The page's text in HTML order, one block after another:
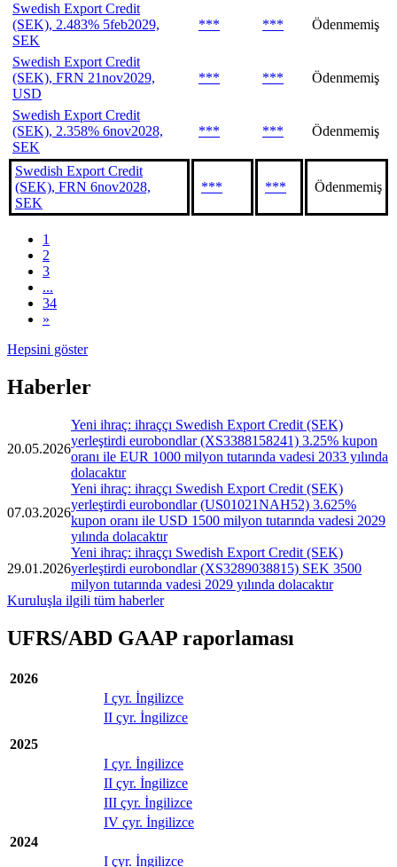
Swedish Export Credit
(SEK), 2.483% 5feb2029,
SEK
*** *** Ödenmemiş
Swedish Export Credit
(SEK), FRN 21nov2029,
USD
*** *** Ödenmemiş
Swedish Export Credit
(SEK), 2.358% 6nov2028,
SEK
*** *** Ödenmemiş
Swedish Export Credit
(SEK), FRN 6nov2028,
SEK
*** *** Ödenmemiş
1
2
3
...
34
»
Hepsini göster
Haberler
20.05.2026
Yeni ihraç: ihraççı Swedish Export Credit (SEK)
yerleştirdi eurobondlar (XS3388158241) 3.25% kupon
oranı ile EUR 1000 milyon tutarında vadesi 2033 yılında
dolacaktır
07.03.2026
Yeni ihraç: ihraççı Swedish Export Credit (SEK)
yerleştirdi eurobondlar (US01021NAH52) 3.625%
kupon oranı ile USD 1500 milyon tutarında vadesi 2029
yılında dolacaktır
29.01.2026
Yeni ihraç: ihraççı Swedish Export Credit (SEK)
yerleştirdi eurobondlar (XS3289038815) SEK 3500
milyon tutarında vadesi 2029 yılında dolacaktır
Kuruluşla ilgili tüm haberler
UFRS/ABD GAAP raporlaması
2026
I çyr. İngilizce
II çyr. İngilizce
2025
I çyr. İngilizce
II çyr. İngilizce
III çyr. İngilizce
IV çyr. İngilizce
2024
I çyr. İngilizce